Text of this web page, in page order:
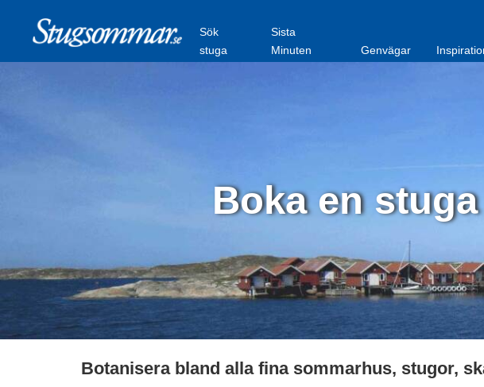
Sök
stuga
Sista
Minuten
Genvägar
Boka en
Botanisera bland alla fina sommarhus, stugor,